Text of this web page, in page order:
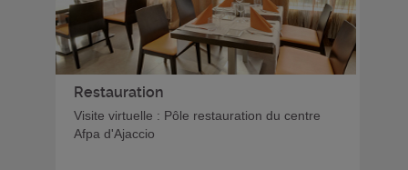
Restauration
Visite virtuelle : Pôle restauration du centre
Afpa d'Ajaccio